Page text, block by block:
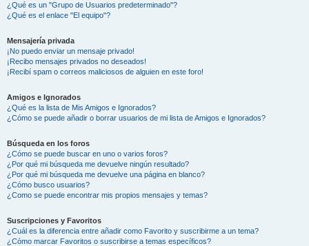
¿Qué es un "Grupo de Usuarios predeterminado"?
¿Qué es el enlace "El equipo"?
Mensajería privada
¡No puedo enviar un mensaje privado!
¡Recibo mensajes privados no deseados!
¡Recibí spam o correos maliciosos de alguien en este foro!
Amigos e Ignorados
¿Qué es la lista de Mis Amigos e Ignorados?
¿Cómo se puede añadir o borrar usuarios de mi lista de Amigos e Ignorados?
Búsqueda en los foros
¿Cómo se puede buscar en uno o varios foros?
¿Por qué mi búsqueda me devuelve ningún resultado?
¿Por qué mi búsqueda me devuelve una página en blanco?
¿Cómo busco usuarios?
¿Como se puede encontrar mis propios mensajes y temas?
Suscripciones y Favoritos
¿Cuál es la diferencia entre añadir como Favorito y suscribirme a un tema?
¿Cómo marcar Favoritos o suscribirse a temas específicos?